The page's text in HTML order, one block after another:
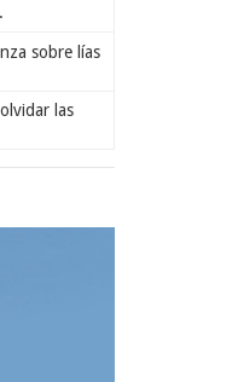
sobre lías
las